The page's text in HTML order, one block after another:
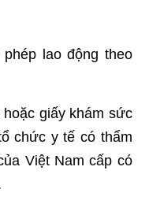
lao động theo
giấy khám sức
chức y tế có thẩm
Việt Nam cấp có